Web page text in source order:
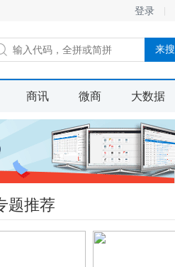
登录
商讯 微商 大数据
题推荐